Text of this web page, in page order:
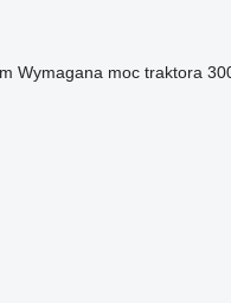
Wymagana moc traktora